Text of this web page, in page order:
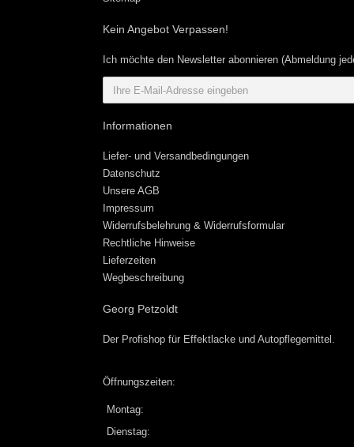
Kein Angebot Verpassen!
Ich möchte den Newsletter abonnieren (Abmeldung
Informationen
Liefer- und Versandbedingungen
Datenschutz
Unsere AGB
Impressum
Widerrufsbelehrung & Widerrufsformular
Rechtliche Hinweise
Lieferzeiten
Wegbeschreibung
Georg Petzoldt
Der Profishop für Effektlacke und Autopflegemittel .
Öffnungszeiten:
Montag:
Dienstag: